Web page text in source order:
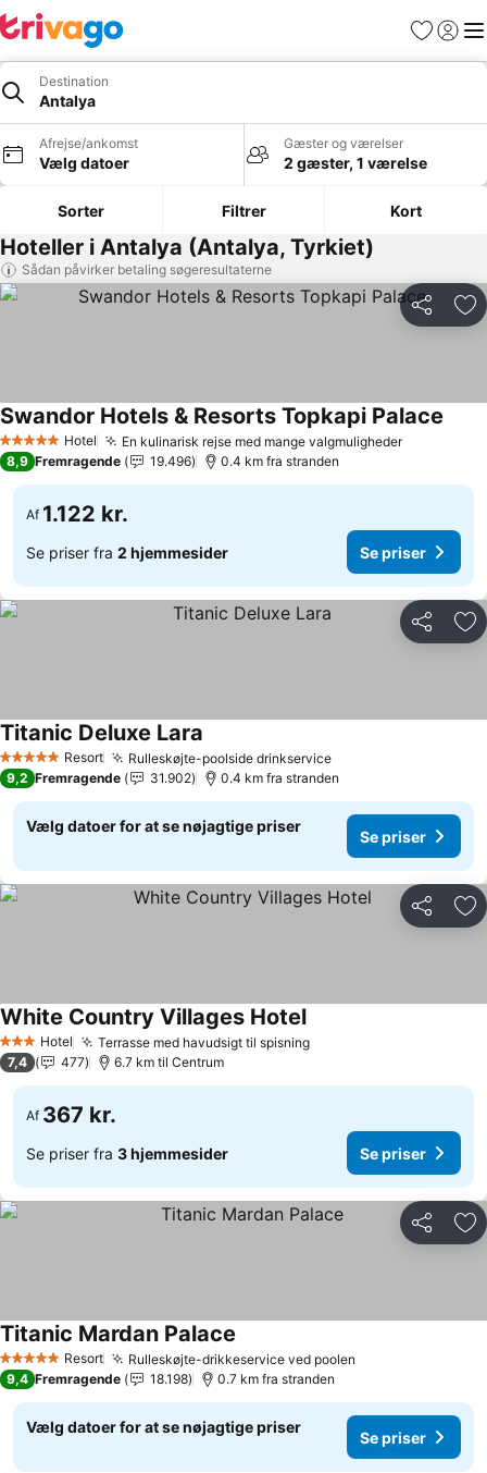
Favoritter
Log ind
Destination
Antalya
Afrejse/ankomst
Vælg datoer
Gæster og værelser
2 gæster, 1 værelse
Sorter Filtrer Kort
Hoteller i Antalya (Antalya, Tyrkiet)
Sådan påvirker betaling søgeresultaterne
Del
5 Stjerner Hotel En kulinarisk rejse med mange valgmuligheder
Swandor Hotels & Resorts Topkapi Palace
8,9 Fremragende 19.496 0.4 km fra stranden
Af 1.122 kr.
Se priser fra 2 hjemmesider Se priser
Del
5 Stjerner Resort Rulleskøjte-poolside drinkservice
Titanic Deluxe Lara
9,2 Fremragende 31.902 0.4 km fra stranden
Vælg datoer for at se nøjagtige priser
Se priser
Del
3 StjernerHotel Terrasse med havudsigt til spisning
White Country Villages Hotel
7,4 477 6.7 km til Centrum
Af 367 kr.
Se priser fra 3 hjemmesider Se priser
Del
5 Stjerner Resort Rulleskøjte-drikkeservice ved poolen
Titanic Mardan Palace
9,4 Fremragende 18.198 0.7 km fra stranden
Vælg datoer for at se nøjagtige priser
Se priser